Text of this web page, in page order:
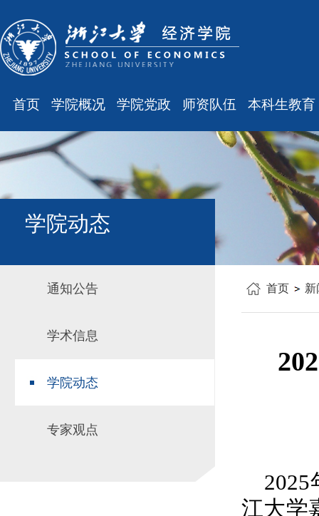
首页 学院概况
学院简介
现任领导
组织结构
学科设置
学院党政
会议通知
会议纪要
工会之声
师资队伍
最新消息
职称晋升
人事培训
博士后管理
本科生教育
最新消息
规章制度
课表、校历
主修专业确认
学籍管理
教学与教务
毕业论文
科研训练
对外交流
学院动态
通知公告
学术信息
学院动态
专家观点
首页 新
江大学